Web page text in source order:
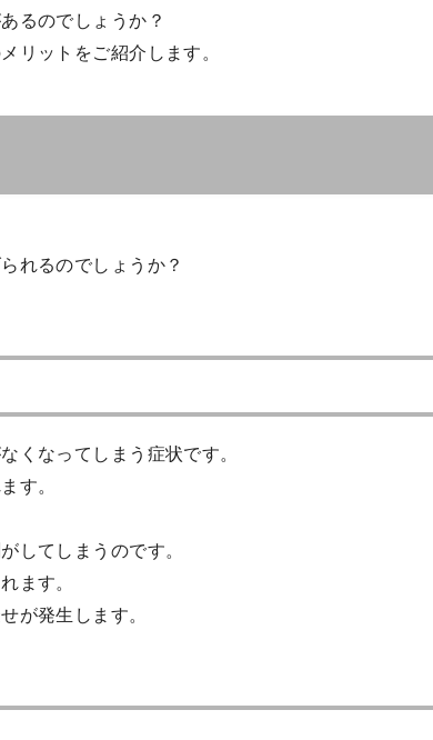
るのでしょうか？
リットをご紹介します。
れるのでしょうか？
くなってしまう症状です。
す。
してしまうのです。
ます。
が発生します。